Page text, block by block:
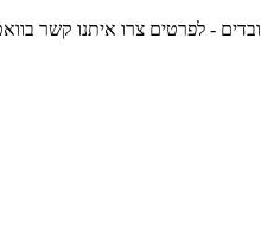
צרו איתנו קשר